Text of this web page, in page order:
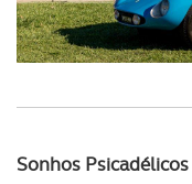
Sonhos Psicadélicos